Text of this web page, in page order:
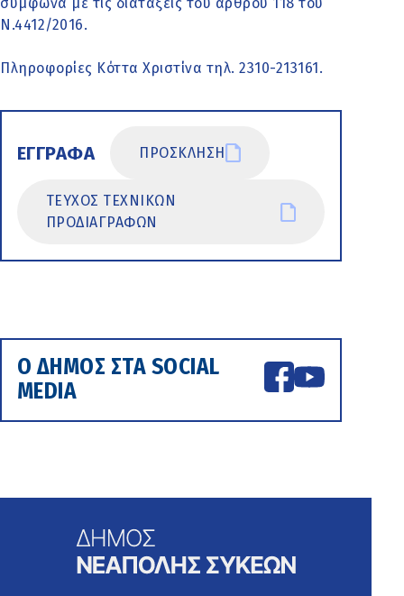
Ν.4412/2016.
Πληροφορίες Κόττα Χριστίνα τηλ. 2310-213161.
ΕΓΓΡΑΦΑ ΠΡΟΣΚΛΗΣΗ
ΤΕΥΧΟΣ ΤΕΧΝΙΚΩΝ
ΠΡΟΔΙΑΓΡΑΦΩΝ
Ο ΔΗΜΟΣ ΣΤΑ SOCIAL
MEDIA